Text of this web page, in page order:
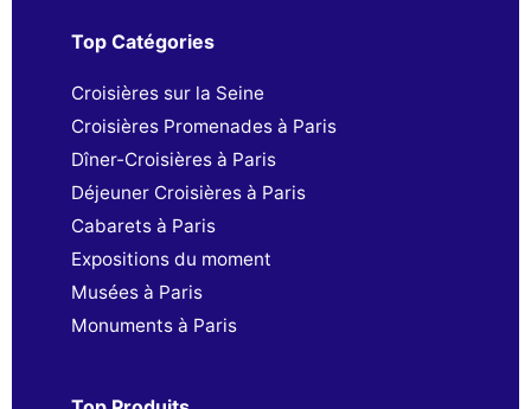
Top Catégories
Croisières sur la Seine
Croisières Promenades à Paris
Dîner-Croisières à Paris
Déjeuner Croisières à Paris
Cabarets à Paris
Expositions du moment
Musées à Paris
Monuments à Paris